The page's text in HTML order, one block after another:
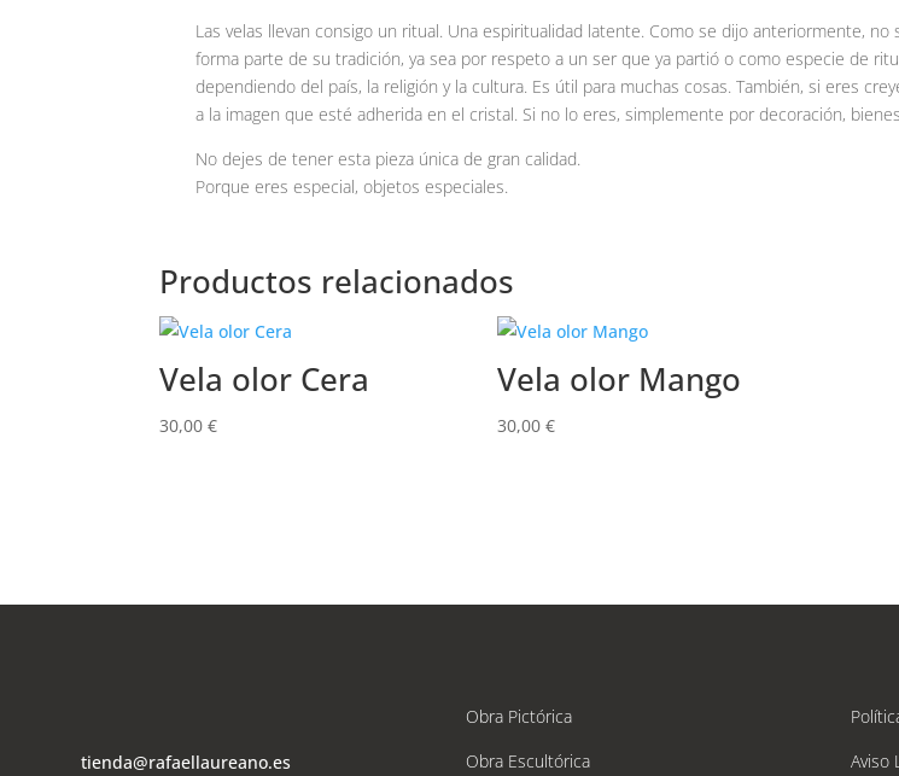
Las velas llevan consigo un ritual. Una espiritualidad latente. Como se dijo anteriormente,
forma parte de su tradición, ya sea por respeto a un ser que ya partió o como especie de
dependiendo del país, la religión y la cultura. Es útil para muchas cosas. También, si eres
a la imagen que esté adherida en el cristal. Si no lo eres, simplemente por decoración,
No dejes de tener esta pieza única de gran calidad.
Porque eres especial, objetos especiales.
Productos relacionados
Vela olor Cera
30,00 €
Vela olor Mango
30,00€
tienda@rafaellaureano.es
Obra Pictórica
Obra Escultórica
Aviso